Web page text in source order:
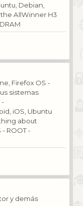
Debian,
AllWinner H3
Firefox OS -
sistemas
-
iOS, Ubuntu
about
ROOT -
y demás